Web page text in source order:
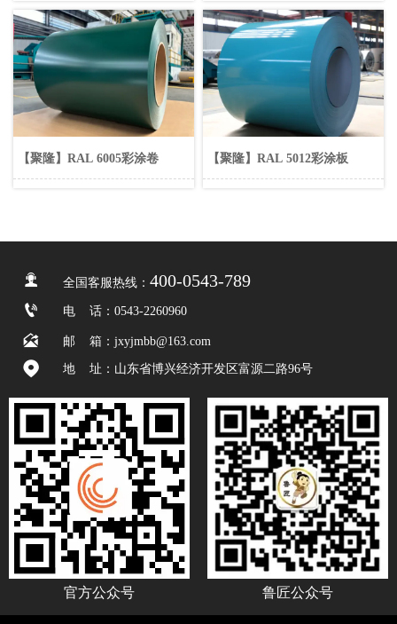
【聚隆】RAL 6005彩涂卷 【聚隆】RAL 5012彩涂板
 全国客服热线： 400-0543-789
 电话：0543-2260960
 邮 箱：jxyjmbb@163.com
 地 址：山东省博兴经济开发区富源二路96号
官方公众号 鲁匠公众号